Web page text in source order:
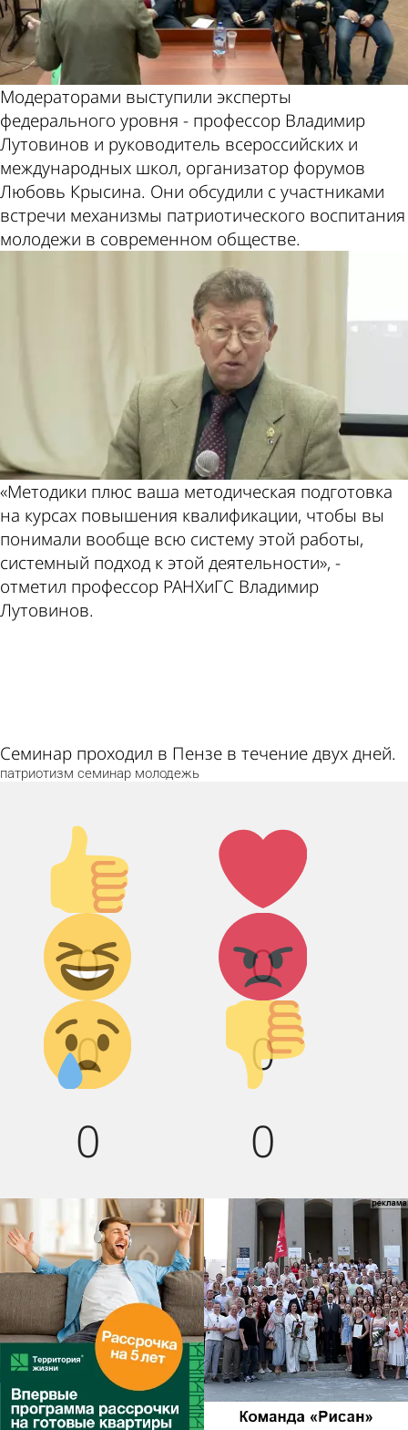
Модераторами выступили эксперты
федерального уровня - профессор Владимир
Лутовинов и руководитель всероссийских и
международных школ, организатор форумов
Любовь Крысина. Они обсудили с участниками
встречи механизмы патриотического воспитания
молодежи в современном обществе.
«Методики плюс ваша методическая подготовка
на курсах повышения квалификации, чтобы вы
понимали вообще всю систему этой работы,
системный подход к этой деятельности», -
отметил профессор РАНХиГС Владимир
Лутовинов.
Семинар проходил в Пензе в течение двух дней.
патриотизм семинар молодежь
Палец
вверх!
0
Лайк!
0
Дикий
смех!
0
Агрессия!
0
Грусть :(
0
Палец
вниз!
0